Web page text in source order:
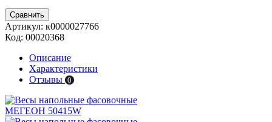
Сравнить
Артикул: к0000027766
Код: 00020368
Описание
Характеристики
Отзывы 0